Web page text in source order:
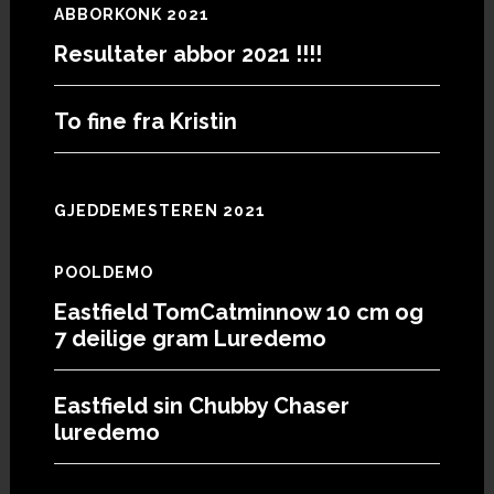
ABBORKONK 2021
Resultater abbor 2021 !!!!
To fine fra Kristin
GJEDDEMESTEREN 2021
POOLDEMO
Eastfield TomCatminnow 10 cm og
7 deilige gram Luredemo
Eastfield sin Chubby Chaser
luredemo